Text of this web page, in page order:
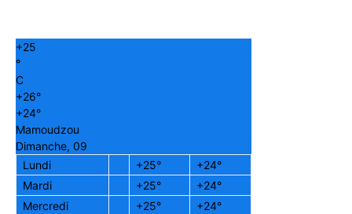
+25
°
C
+26°
+24°
Mamoudzou
Dimanche, 09
Lundi
+25° +24°
Mardi
+25° +24°
Mercredi
+25° +24°